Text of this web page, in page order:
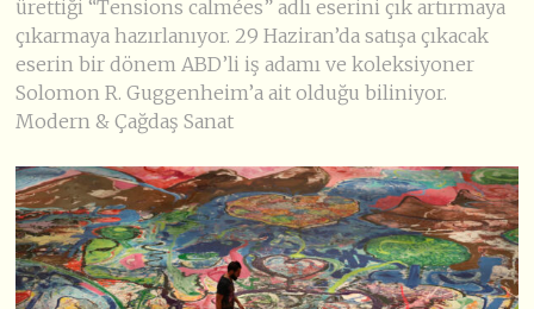
ürettiği “Tensions calmées” adlı eserini çık artırmaya
çıkarmaya hazırlanıyor. 29 Haziran’da satışa çıkacak
eserin bir dönem ABD’li iş adamı ve koleksiyoner
Solomon R. Guggenheim’a ait olduğu biliniyor.
Modern & Çağdaş Sanat